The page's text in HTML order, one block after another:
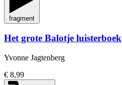
fragment
Het grote Balotje luisterboek
Yvonne Jagtenberg
€ 8,99